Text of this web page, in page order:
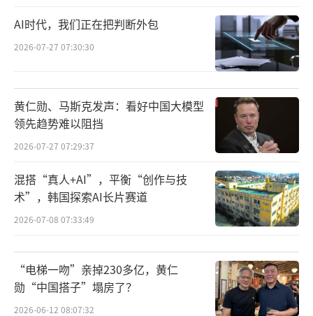
最直接的变化来自成本端。财报显示，一
季度快手销售成本同比增长11.1%至164.67亿
元，高于收入增速；毛利率则从去年同期的54.
6%下降至51.2%。其中，与AI基础设施高度相
关的成本增长尤为明显：带宽费用及服务器托
管成本同比增长18.4%；研发费用同比增长9.
8%至36.21亿元。这些变化背后，本质上是大
模型时代典型的“算力资本开支周期”。
此前，快手管理层曾在业绩会上给出2026
年约260亿元的Capex指引，相比2025年增加约
110亿元，其中绝大部分将投入AI基础设施建
设。而可灵正是算力消耗最大的核心业务之
一。 这意味着，可灵目前仍处于“高投入换增
AI时代，我们正在把判断外包
2026-07-27 07:30:30
黄仁勋、马斯克发声：看好中国大模型
领先趋势难以阻挡
2026-07-27 07:29:37
混搭“真人+AI”，平衡“创作与技
术”，韩国探索AI长片赛道
2026-07-08 07:33:49
“电梯一吻”亲掉230多亿，黄仁
勋“中国搭子”塌房了？
2026-06-12 08:07:32